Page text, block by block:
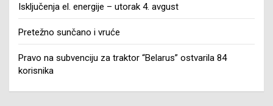
Isključenja el. energije – utorak 4. avgust
Pretežno sunčano i vruće
Pravo na subvenciju za traktor “Belarus” ostvarila 84
korisnika